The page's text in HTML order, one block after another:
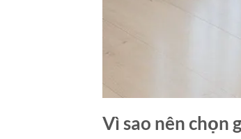
Vì sao nên chọn